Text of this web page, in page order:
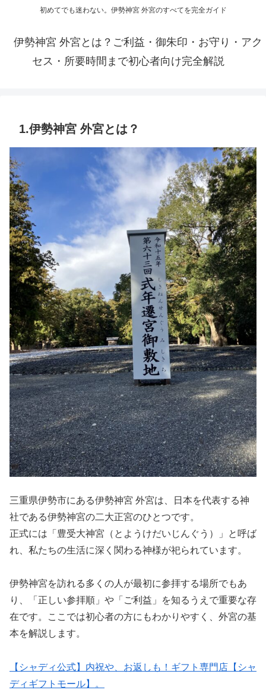
初めてでも迷わない。伊勢神宮 外宮のすべてを完全ガイド
伊勢神宮 外宮とは？ご利益・御朱印・お守り・アク
セス・所要時間まで初心者向け完全解説
1.伊勢神宮 外宮とは？
三重県伊勢市にある伊勢神宮 外宮は、日本を代表する神
社である伊勢神宮の二大正宮のひとつです。
正式には「豊受大神宮（とようけだいじんぐう）」と呼ば
れ、私たちの生活に深く関わる神様が祀られています。
伊勢神宮を訪れる多くの人が最初に参拝する場所でもあ
り、「正しい参拝順」や「ご利益」を知るうえで重要な存
在です。ここでは初心者の方にもわかりやすく、外宮の基
本を解説します。
【シャディ公式】内祝や、お返しも！ギフト専門店【シャ
ディギフトモール】。